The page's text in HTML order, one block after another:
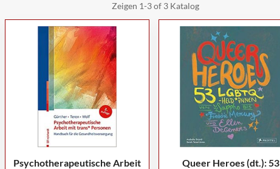
Zeigen 1-3 of 3 Katalog
Psychotherapeutische Arbeit
Queer Heroes (dt.): 53